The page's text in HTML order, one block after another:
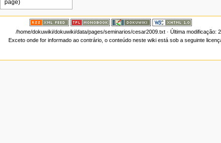
/home/dokuwiki/dokuwiki/data/pages/seminarios/cesar2009.txt· Última modificação:
Exceto onde for informado ao contrário, o conteúdo neste wiki está sob a seguinte